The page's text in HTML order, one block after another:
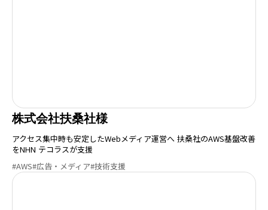
株式会社扶桑社様
アクセス集中時も安定したWebメディア運営へ 扶桑社のAWS基盤改善
をNHN テコラスが支援
#AWS#広告・メディア#技術支援